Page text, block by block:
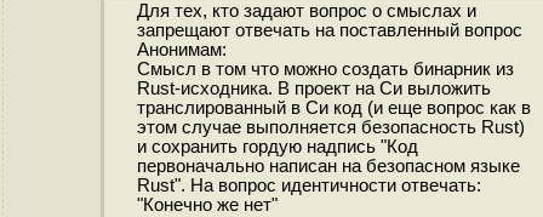
Для тех, кто задают вопрос о смыслах и
запрещают отвечать на поставленный вопрос
Анонимам:
Смысл в том что можно создать бинарник из
Rust-исходника. В проект на Си выложить
транслированный в Си код (и еще вопрос как в
этом случае выполняется безопасность Rust)
и сохранить гордую надпись "Код
первоначально написан на безопасном языке
Rust". На вопрос идентичности отвечать:
"Конечно же нет"